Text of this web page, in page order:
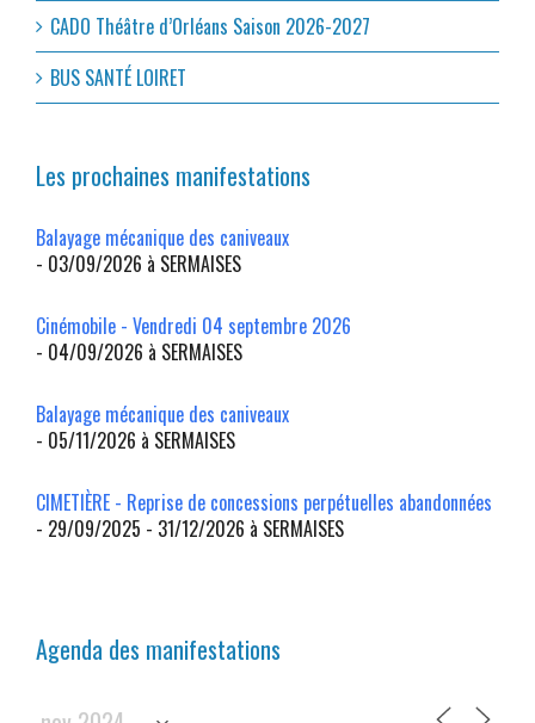
CADO Théâtre d’Orléans Saison 2026-2027
BUS SANTÉ LOIRET
Les prochaines manifestations
Balayage mécanique des caniveaux
- 03/09/2026 à SERMAISES
Cinémobile - Vendredi 04 septembre 2026
- 04/09/2026 à SERMAISES
Balayage mécanique des caniveaux
- 05/11/2026 à SERMAISES
CIMETIÈRE - Reprise de concessions perpétuelles abandonnées
- 29/09/2025 - 31/12/2026 à SERMAISES
Agenda des manifestations